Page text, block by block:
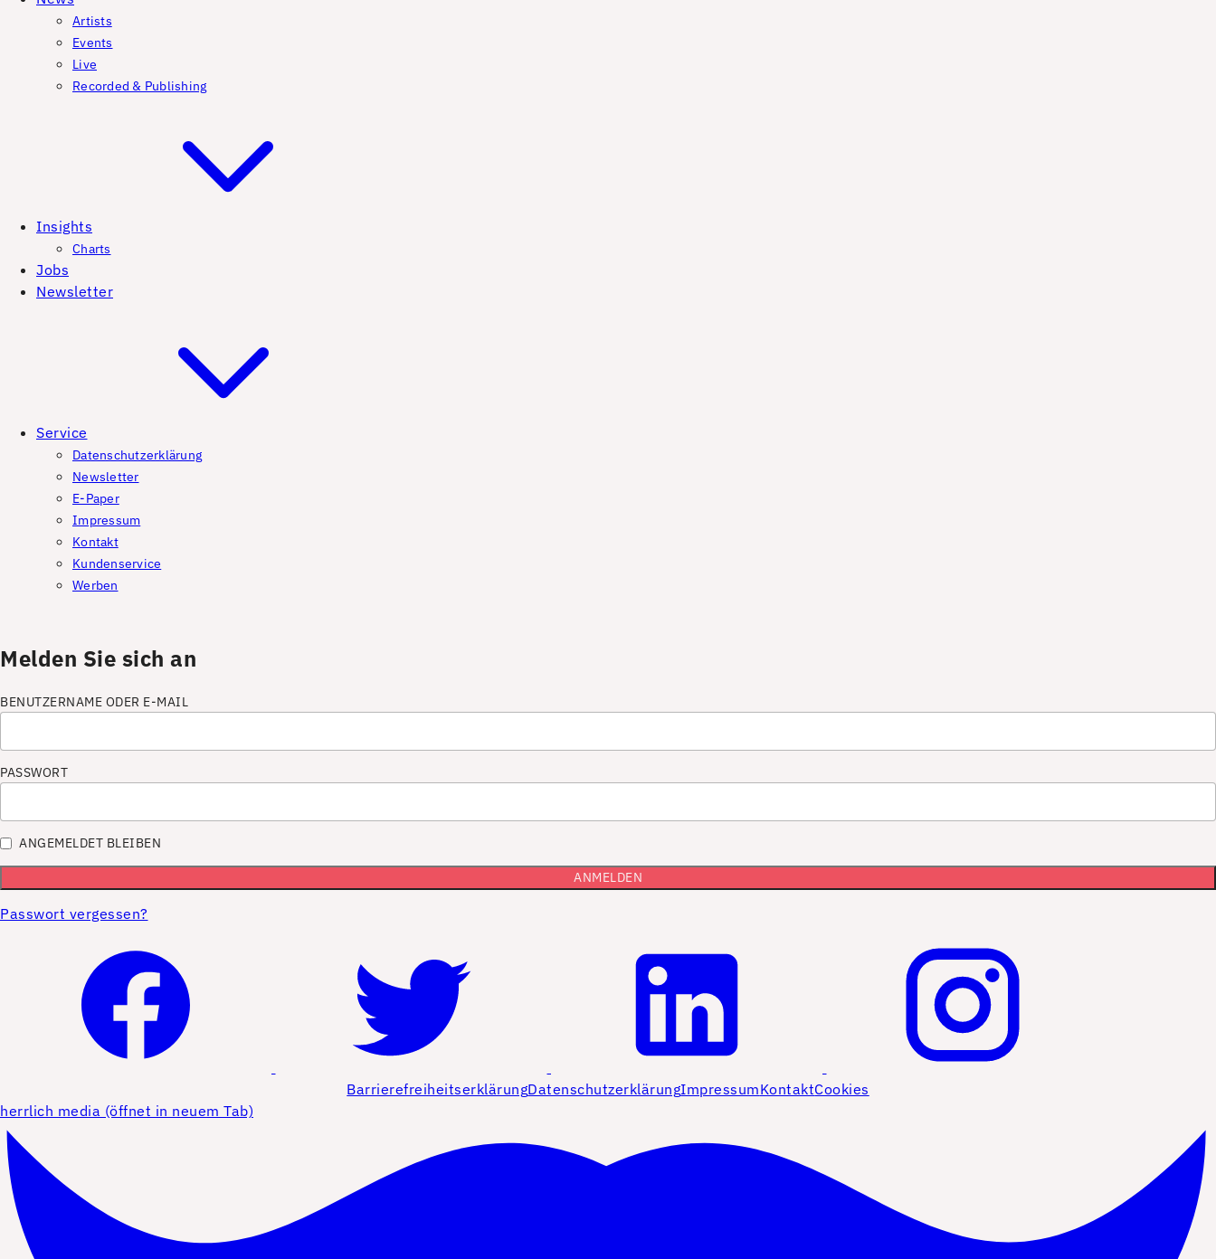
Artists
Events
Live
Recorded & Publishing
Insights
Charts
Jobs
Newsletter
Service
Datenschutzerklärung
Newsletter
E-Paper
Impressum
Kontakt
Kundenservice
Werben
Melden Sie sich an
BENUTZERNAME ODER E-MAIL
PASSWORT
ANGEMELDET BLEIBEN
Passwort vergessen?
BarrierefreiheitserklärungDatenschutzerklärungImpressumKontaktCookies
herrlich media (öffnet in neuem Tab)